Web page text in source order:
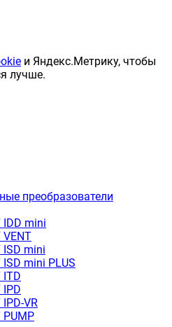
и Яндекс.Метрику, чтобы
лучше.
преобразователи
IDD mini
VENT
ISD mini
ISD mini PLUS
ITD
IРD
IРD-VR
PUMP